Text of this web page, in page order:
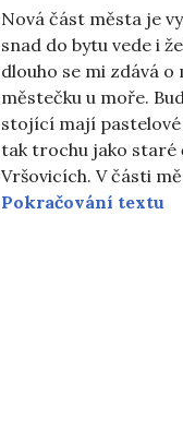
Nová část města je
snad do bytu vede i
dlouho se mi zdává o
městečku u moře.
stojící mají pastelové
tak trochu jako staré
Vršovicích. V části
Pokračování textu